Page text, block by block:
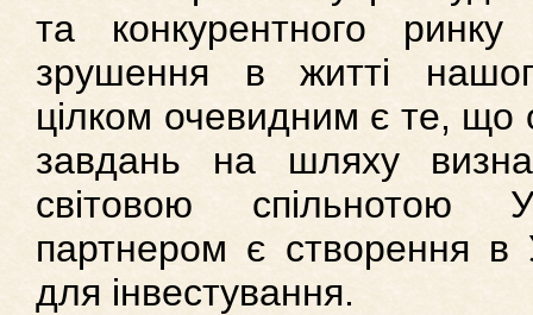
та конкурентного ринку
зрушення в житті
цілком очевидним є те,
завдань на шляху
світовою спільнотою
партнером є створення в
для інвестування.